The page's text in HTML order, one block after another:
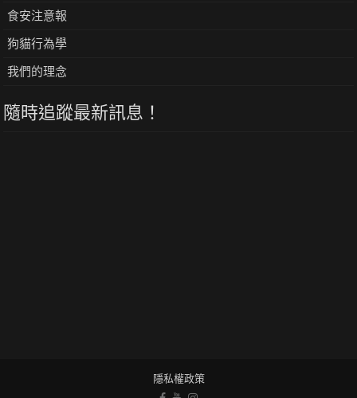
食安注意報
狗貓行為學
我們的理念
隨時追蹤最新訊息！
隱私權政策